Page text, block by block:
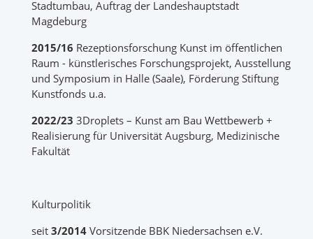
Stadtumbau, Auftrag der Landeshauptstadt
Magdeburg
2015/16 Rezeptionsforschung Kunst im öffentlichen
Raum - künstlerisches Forschungsprojekt, Ausstellung
und Symposium in Halle (Saale), Förderung Stiftung
Kunstfonds u.a.
2022/23 3Droplets – Kunst am Bau Wettbewerb +
Realisierung für Universität Augsburg, Medizinische
Fakultät
Kulturpolitik
seit 3/2014 Vorsitzende BBK Niedersachsen e.V.